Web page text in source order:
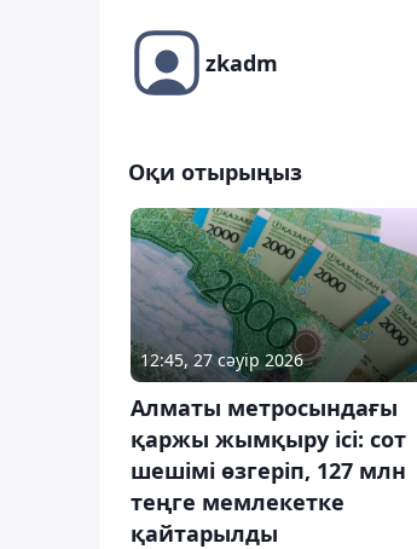
zkadm
Оқи отырыңыз
12:45, 27 сәуір 2026
Алматы метросындағы
қаржы жымқыру ісі: сот
шешімі өзгеріп, 127 млн
теңге мемлекетке
қайтарылды